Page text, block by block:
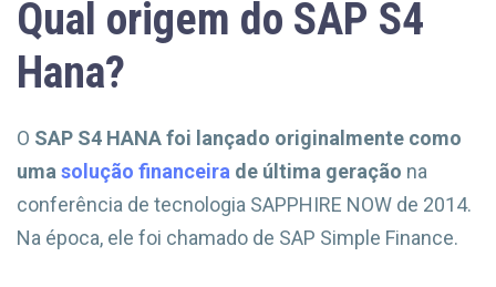
Qual origem do SAP S4
Hana?
O SAP S4 HANA foi lançado originalmente como
uma solução financeira de última geração na
conferência de tecnologia SAPPHIRE NOW de 2014.
Na época, ele foi chamado de SAP Simple Finance.